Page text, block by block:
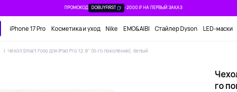
ПРОМОКОД DOBUYFIRST -2000 ₽ НА ПЕРВЫЙ ЗАКАЗ
iPhone 17 Pro Косметика и уход Nike EMO&AIBI Стайлер Dyson LED-маски
Чехол Smart Folio для iPad Pro 12.9" (6-го поколения), белый
го